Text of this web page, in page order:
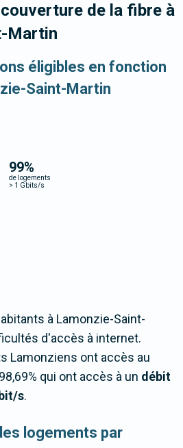
de la fibre à
Martin
éligibles en fonction
Saint-Martin
99%
de logements
> 1 Gbits/s
à Lamonzie-Saint-
d'accès à internet.
Lamonziens ont accès au
qui ont accès à un débit
s.
logements par